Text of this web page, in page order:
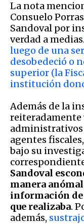
La nota
Consuelo
Sandoval por
verdad a medias.
luego de una
desobedeció o
superior (la
institución
Además de la
administrativos
agentes
bajo su
Sandoval
manera
información de
que realizaba.
además,